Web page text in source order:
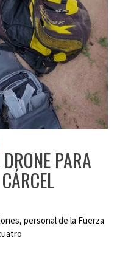
PARA
personal de la Fuerza